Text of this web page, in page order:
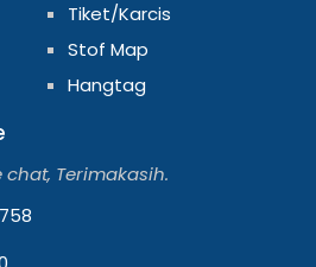
Tiket/Karcis
Stof Map
Hangtag
Terimakasih.